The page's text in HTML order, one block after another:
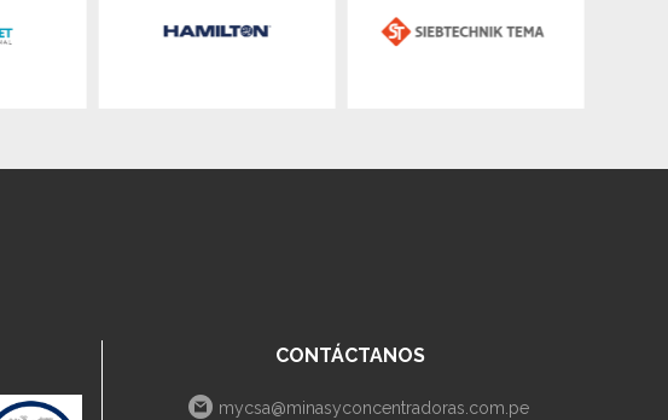
CONTÁCTANOS
mycsa@minasyconcentradoras.com.pe